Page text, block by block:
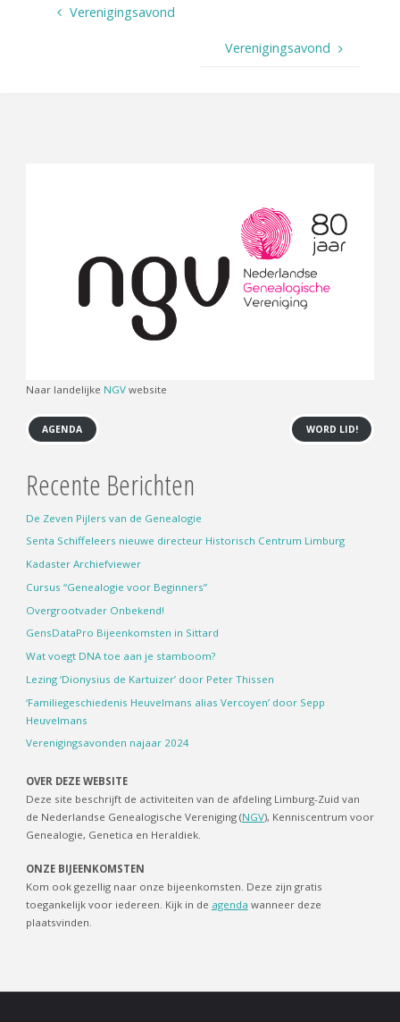
Verenigingsavond
Verenigingsavond
Naar landelijke NGV website
AGENDA WORD LID!
Recente Berichten
De Zeven Pijlers van de Genealogie
Senta Schiffeleers nieuwe directeur Historisch Centrum Limburg
Kadaster Archiefviewer
Cursus “Genealogie voor Beginners”
Overgrootvader Onbekend!
GensDataPro Bijeenkomsten in Sittard
Wat voegt DNA toe aan je stamboom?
Lezing ‘Dionysius de Kartuizer’ door Peter Thissen
‘Familiegeschiedenis Heuvelmans alias Vercoyen’ door Sepp
Heuvelmans
Verenigingsavonden najaar 2024
OVER DEZE WEBSITE
Deze site beschrijft de activiteiten van de afdeling Limburg-Zuid van
de Nederlandse Genealogische Vereniging (NGV), Kenniscentrum voor
Genealogie, Genetica en Heraldiek.
ONZE BIJEENKOMSTEN
Kom ook gezellig naar onze bijeenkomsten. Deze zijn gratis
toegankelijk voor iedereen. Kijk in de agenda wanneer deze
plaatsvinden.